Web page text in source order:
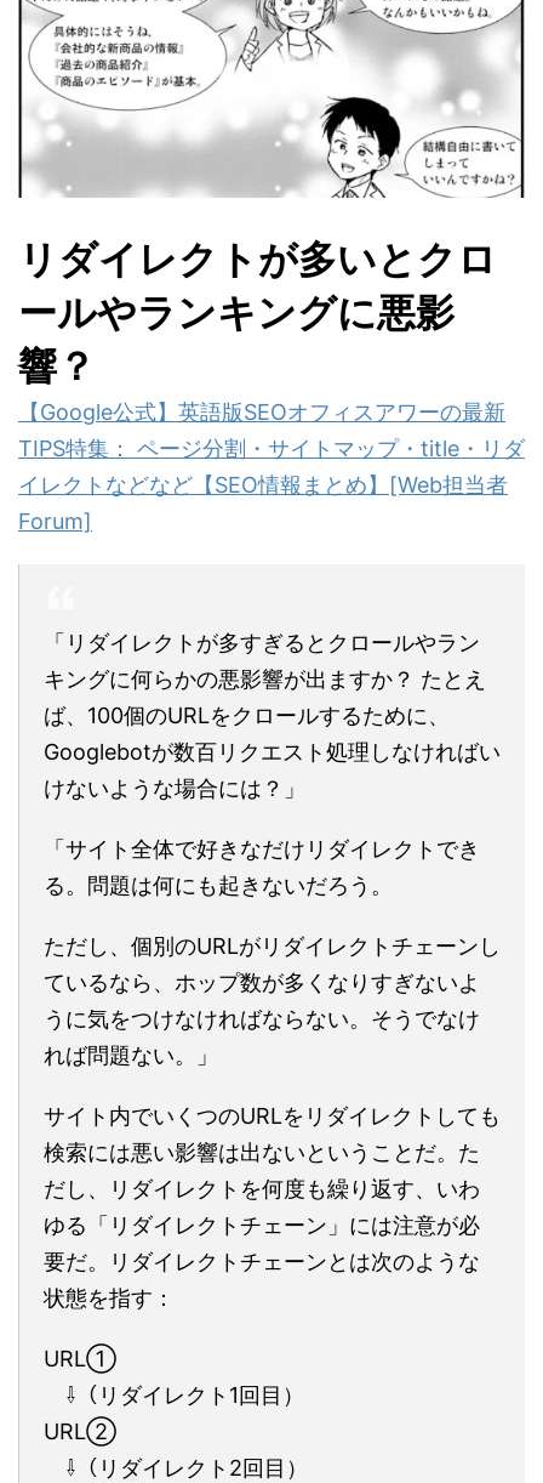
リダイレクトが多いとクロ
ールやランキングに悪影
響？
【Google公式】英語版SEOオフィスアワーの最新
TIPS特集： ページ分割・サイトマップ・title・リダ
イレクトなどなど【SEO情報まとめ】[Web担当者
Forum]
「リダイレクトが多すぎるとクロールやラン
キングに何らかの悪影響が出ますか？ たとえ
ば、100個のURLをクロールするために、
Googlebotが数百リクエスト処理しなければい
けないような場合には？」
「サイト全体で好きなだけリダイレクトでき
る。問題は何にも起きないだろう。
ただし、個別のURLがリダイレクトチェーンし
ているなら、ホップ数が多くなりすぎないよ
うに気をつけなければならない。そうでなけ
れば問題ない。」
サイト内でいくつのURLをリダイレクトしても
検索には悪い影響は出ないということだ。た
だし、リダイレクトを何度も繰り返す、いわ
ゆる「リダイレクトチェーン」には注意が必
要だ。リダイレクトチェーンとは次のような
状態を指す：
URL①
⇩️（リダイレクト1回目）
URL②
⇩️（リダイレクト2回目）